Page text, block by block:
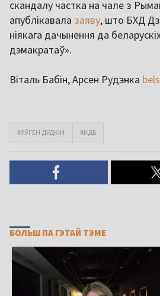
скандалу частка на чале з
апублікавала заяву, што БХД
ніякага дачынення да
дэмакратаў».
Віталь Бабін, Арсен Рудэнка
#ЯЎГЕН ДУДКІН #КДБ
БОЛЬШ ПА ГЭТАЙ ТЭМЕ